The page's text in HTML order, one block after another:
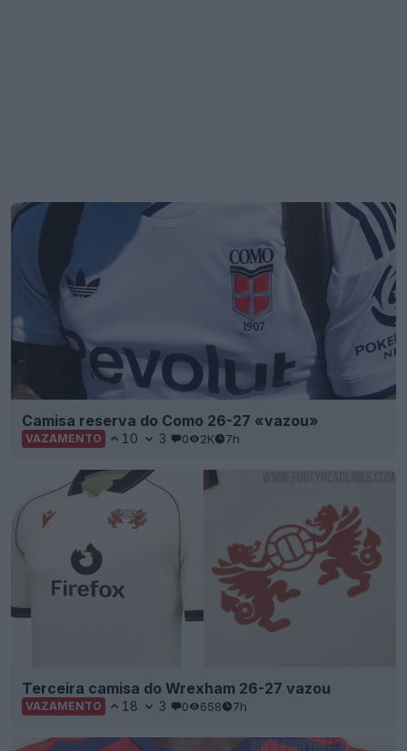
Camisa reserva do Como 26-27 «vazou»
VAZAMENTO 10 3 0 2K 7h
Terceira camisa do Wrexham 26-27 vazou
VAZAMENTO 18 3 0 658 7h